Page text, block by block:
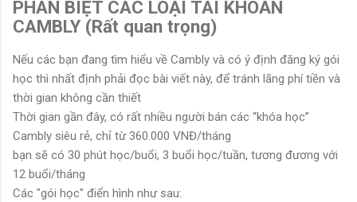
PHÂN BIỆT CÁC LOẠI TÀI KHOẢN
CAMBLY (Rất quan trọng)
Nếu các bạn đang tìm hiểu về Cambly và có ý định đăng ký gói
học thì nhất định phải đọc bài viết này, để tránh lãng phí tiền và
thời gian không cần thiết
Thời gian gần đây, có rất nhiều người bán các “khóa học”
Cambly siêu rẻ, chỉ từ 360.000 VNĐ/tháng
bạn sẽ có 30 phút học/buổi, 3 buổi học/tuần, tương đương với
12 buổi/tháng
Các "gói học" điển hình như sau: